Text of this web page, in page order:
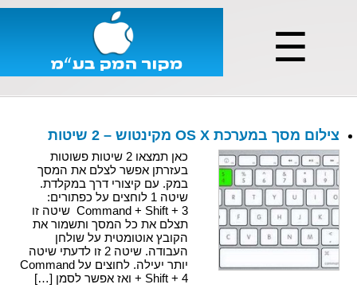
☰
צילום מסך במערכת OS X מקינטוש – 2 שיטות
כאן תמצאו 2 שיטות פשוטות
בעזרתן אפשר לצלם את המסך
במק. עם קיצורי דרך במקלדת.
שיטה 1 לוחצים על כפתורים:
Command + Shift + 3 שיטה זו
תצלם את כל המסך ותשמור את
הקובץ אוטומטית על שולחן
העבודה. שיטה 2 זו לדעתי שיטה
יותר יעילה. לחוצים על Command
+ Shift + 4 ואז אפשר לסמן […]